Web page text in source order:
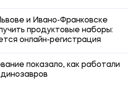
и Ивано-Франковске
продуктовые наборы:
онлайн-регистрация
показало, как работали